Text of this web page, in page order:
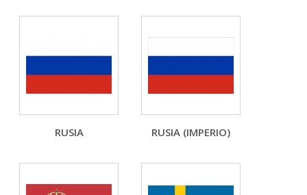
RUSIA RUSIA (IMPERIO)